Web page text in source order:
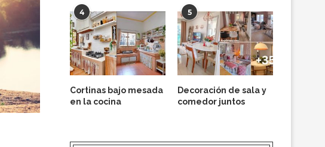
4
Cortinas bajo mesada
en la cocina
5
Decoración de sala y
comedor juntos